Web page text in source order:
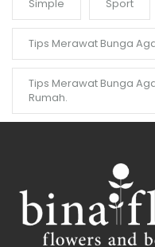
Simple Sport
Tips Merawat Bunga
Tips Merawat Bunga
Rumah.